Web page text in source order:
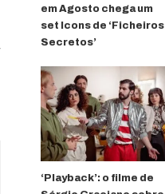
em Agosto chega um
set Icons de ‘Ficheiros
Secretos’
‘Playback’: o filme de